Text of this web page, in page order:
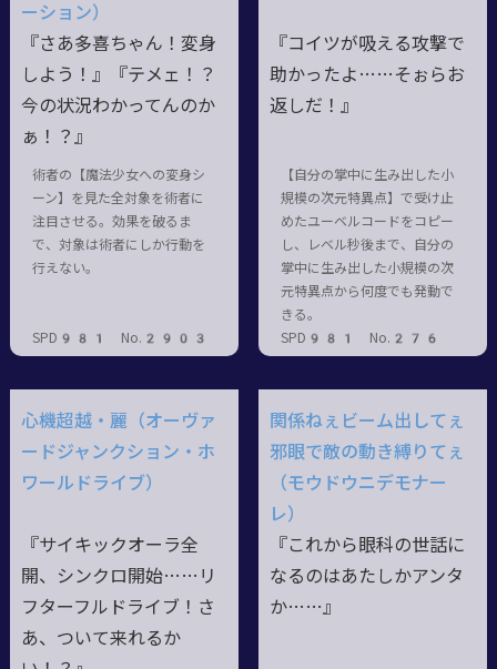
ーション）
『さあ多喜ちゃん！変身
しよう！』『テメェ！？
今の状況わかってんのか
ぁ！？』
術者の【魔法少女への変身シ
ーン】を見た全対象を術者に
注目させる。効果を破るま
で、対象は術者にしか行動を
行えない。
SPD981 No.2903
『コイツが吸える攻撃で
助かったよ……そぉらお
返しだ！』
【自分の掌中に生み出した小
規模の次元特異点】で受け止
めたユーベルコードをコピー
し、レベル秒後まで、自分の
掌中に生み出した小規模の次
元特異点から何度でも発動で
きる。
SPD981 No.276
心機超越・麗（オーヴァ
ードジャンクション・ホ
ワールドライブ）
『サイキックオーラ全
開、シンクロ開始……リ
フターフルドライブ！さ
あ、ついて来れるか
関係ねぇビーム出してぇ
邪眼で敵の動き縛りてぇ
（モウドウニデモナー
レ）
『これから眼科の世話に
なるのはあたしかアンタ
か……』